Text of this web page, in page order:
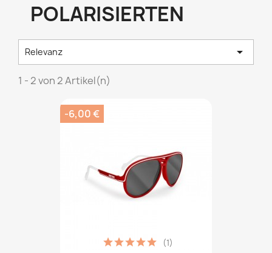
POLARISIERTEN
Relevanz 
1 - 2 von 2 Artikel(n)
(1)
-6,00 €